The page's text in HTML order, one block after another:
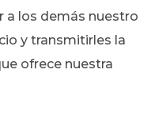
a los demás nuestro
y transmitirles la
ofrece nuestra